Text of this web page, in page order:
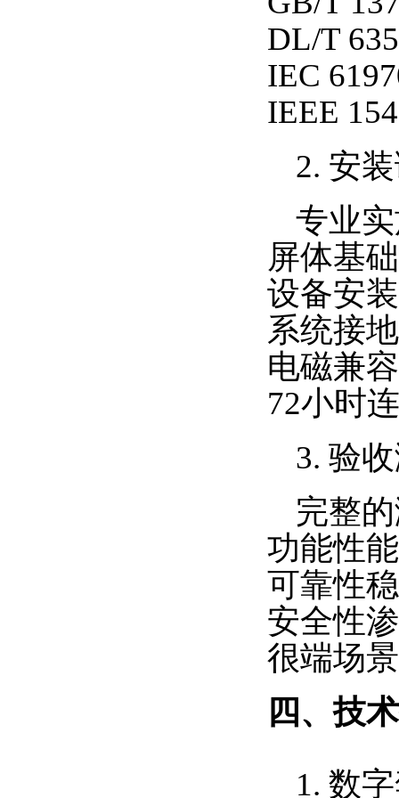
DL/T
IEC
IEEE
2. 安
专业
屏体基
设备安
系统接
电磁兼
72小时
3. 验
完整
功能性
可靠性
安全性
很端场
四、技
1. 数